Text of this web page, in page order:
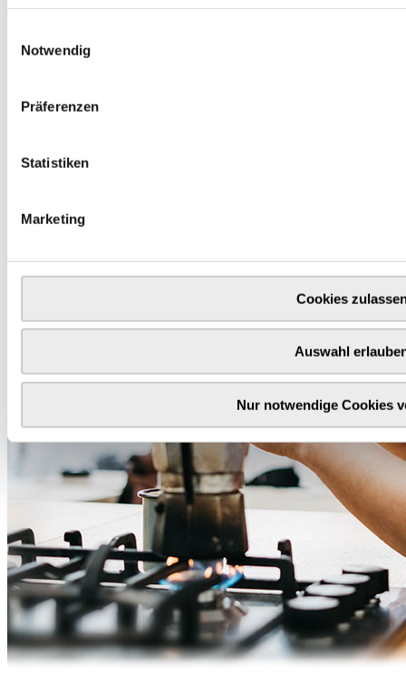
Notwendig
Präferenzen
Statistiken
Marketing
Cookies
Auswahl
Nur notwendige Cookies